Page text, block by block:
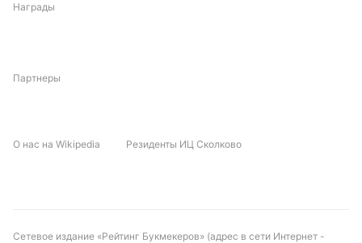
Награды
Партнеры
О нас на Wikipedia Резиденты ИЦ Сколково
Сетевое издание «Рейтинг Букмекеров» (адрес в сети Интернет -